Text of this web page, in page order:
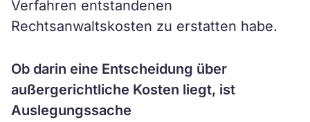
Verfahren entstandenen
Rechtsanwaltskosten zu erstatten habe.
Ob darin eine Entscheidung über
außergerichtliche Kosten liegt, ist
Auslegungssache